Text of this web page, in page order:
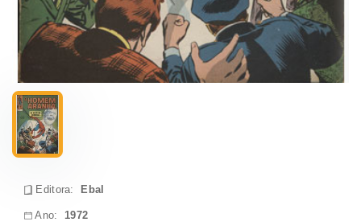
Editora: Ebal
Ano: 1972